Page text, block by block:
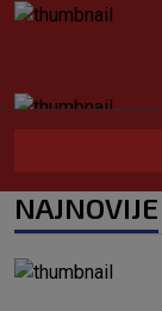
NAJNOVIJE